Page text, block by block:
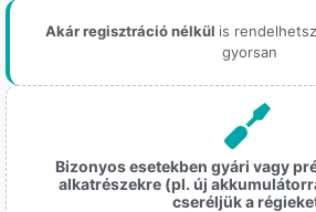
Akár regisztráció nélkül is
gyorsan
Bizonyos esetekben gyári vagy
alkatrészekre (pl. új
cseréljük a